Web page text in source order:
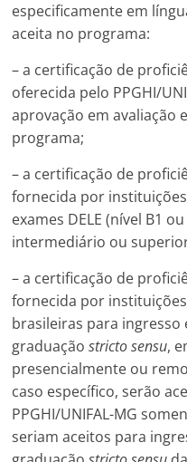
especificamente em
aceita no programa:
– a certificação de
oferecida pelo PPGHI/
aprovação em avaliação
programa;
– a certificação de
fornecida por
exames DELE (nível B1
intermediário ou
– a certificação de
fornecida por
brasileiras para
graduaçãostricto sensu,
presencialmente ou
caso específico, serão
PPGHI/UNIFAL-MG
seriam aceitos para